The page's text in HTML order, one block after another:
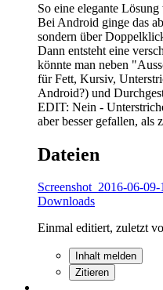
So eine elegante
Bei Android ginge das
sondern über
Dann entsteht eine
könnte man neben
für Fett, Kursiv,
Android?) und
EDIT: Nein -
aber besser gefallen, als
Dateien
Screenshot_2016-06-
Downloads
Einmal editiert, zuletzt
Inhalt melden
Zitieren